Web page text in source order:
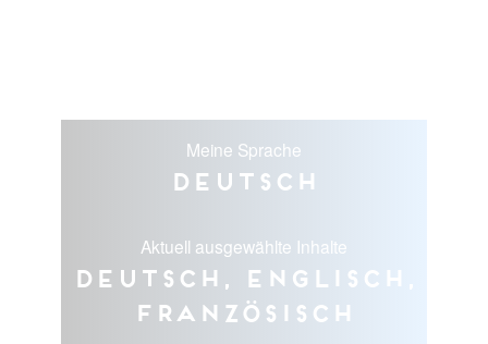
Meine Sprache
Deutsch
Aktuell ausgewählte Inhalte
Deutsch, Englisch,
Französisch